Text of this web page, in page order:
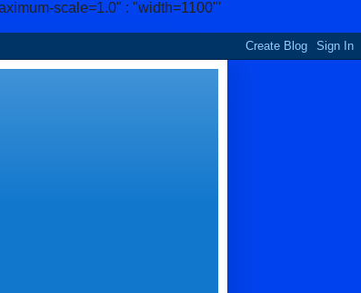
scale=1.0" : "width=1100"'